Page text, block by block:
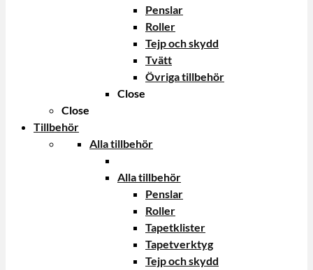
Penslar
Roller
Tejp och skydd
Tvätt
Övriga tillbehör
Close
Close
Tillbehör
Alla tillbehör
Alla tillbehör
Penslar
Roller
Tapetklister
Tapetverktyg
Tejp och skydd